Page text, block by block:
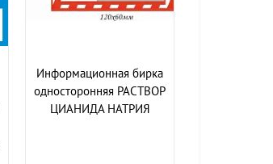
Информационная бирка
односторонняя РАСТВОР
ЦИАНИДА НАТРИЯ